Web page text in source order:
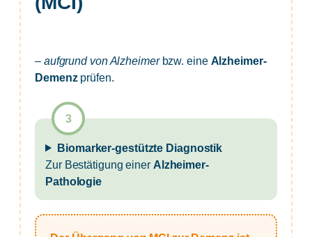
– aufgrund von Alzheimerbzw. eine Alzheimer-
Demenzprüfen.
Biomarker-gestützte Diagnostik
Zur Bestätigung einer Alzheimer-
Pathologie